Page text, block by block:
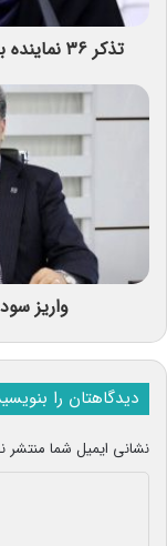
تذکر ۳۶ نماینده به وزیر راه درباره کنترل اجاره بهای مسکن
واریز
دیدگاهتان را
نشانی ایمیل شما منتشر